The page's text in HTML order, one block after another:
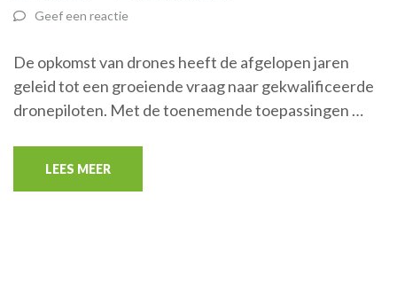
Geef een reactie
De opkomst van drones heeft de afgelopen jaren
geleid tot een groeiende vraag naar gekwalificeerde
dronepiloten. Met de toenemende toepassingen …
LEES MEER